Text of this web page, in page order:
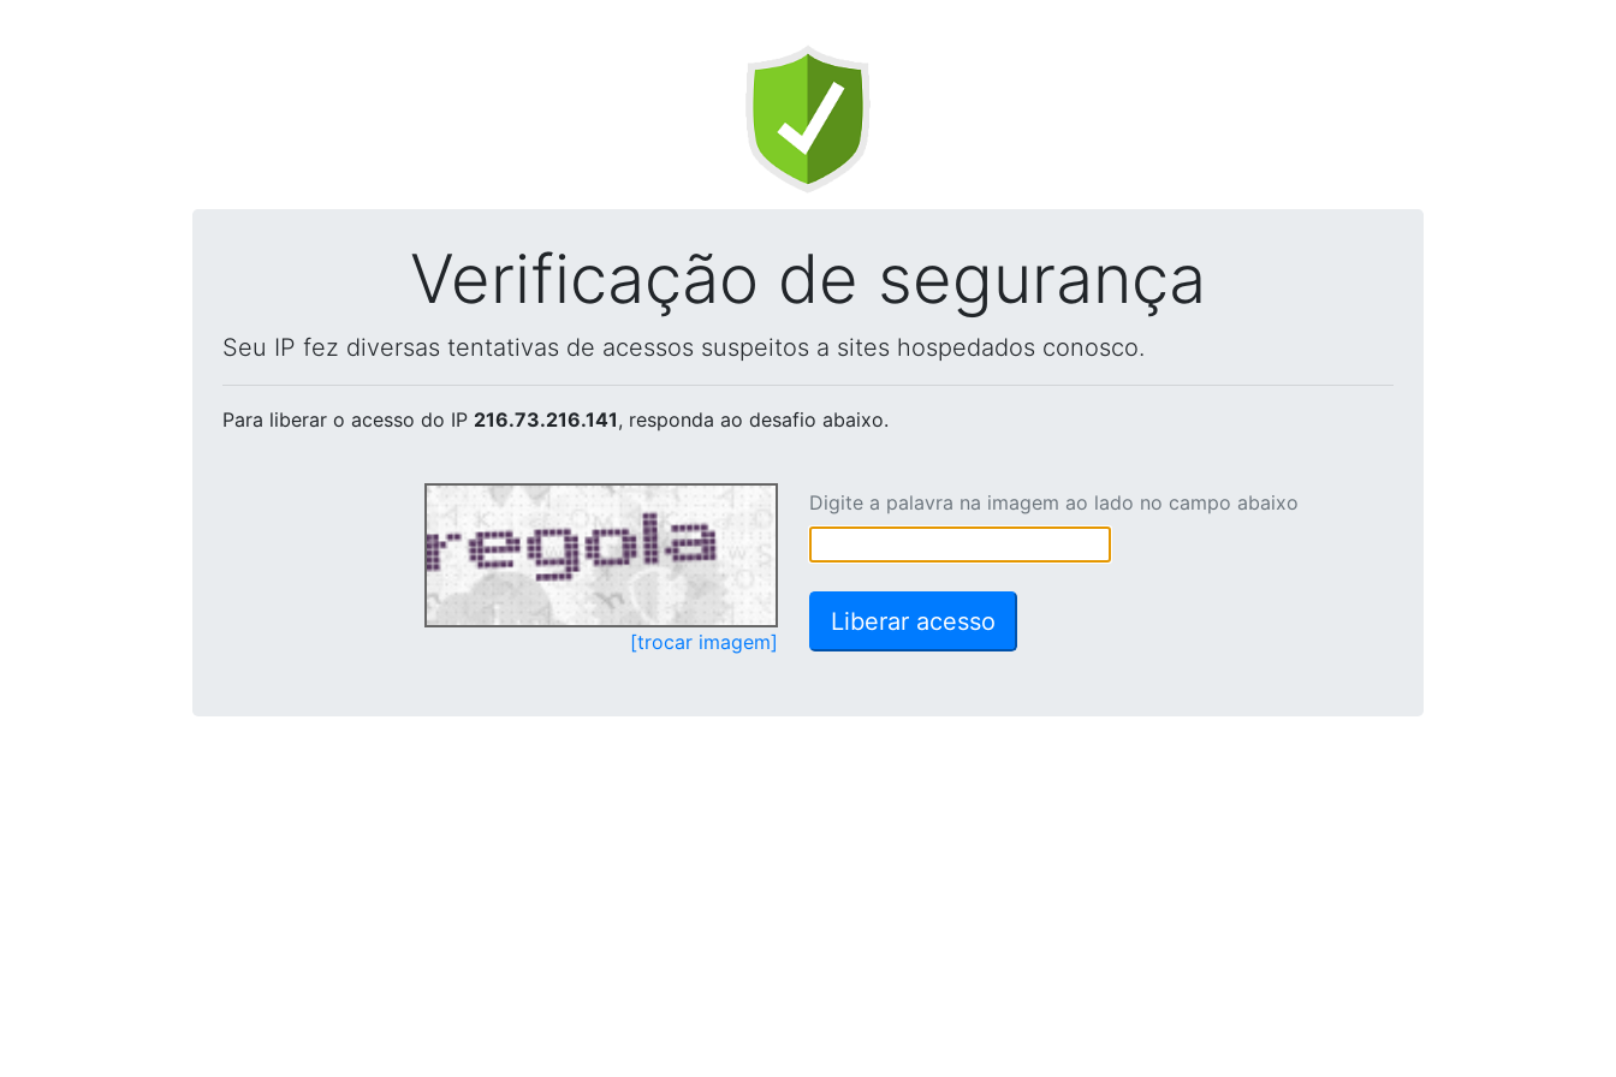
Verificação de segurança
Seu IP fez diversas tentativas de acessos suspeitos a sites hospedados conosco.
Para liberar o acesso do IP 216.73.216.141, responda ao desafio abaixo.
[trocar imagem]
Digite a palavra na imagem ao lado no campo abaixo